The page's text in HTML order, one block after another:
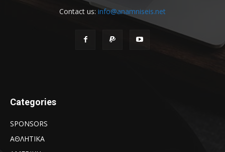
Contact us: info@anamniseis.net
Categories
SPONSORS
ΑΘΛΗΤΙΚΑ